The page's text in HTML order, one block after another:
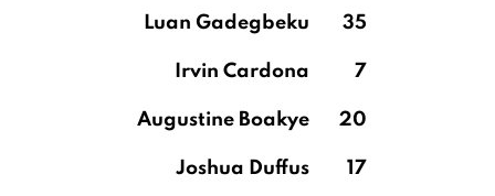
Luan Gadegbeku 35
Irvin Cardona 7
Augustine Boakye 20
Joshua Duffus 17